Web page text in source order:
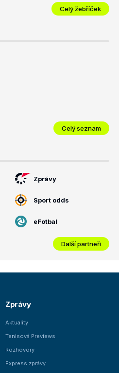
Celý žebříček
Celý seznam
Zprávy
Sport odds
eFotbal
Další partneři
Zprávy
Aktuality
Tenisová Previews
Rozhovory
Express zprávy